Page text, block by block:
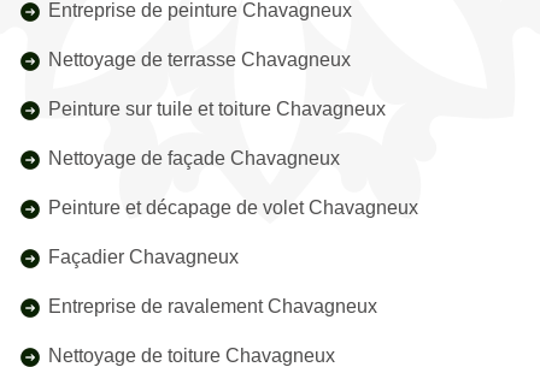
Entreprise de peinture Chavagneux
Nettoyage de terrasse Chavagneux
Peinture sur tuile et toiture Chavagneux
Nettoyage de façade Chavagneux
Peinture et décapage de volet Chavagneux
Façadier Chavagneux
Entreprise de ravalement Chavagneux
Nettoyage de toiture Chavagneux